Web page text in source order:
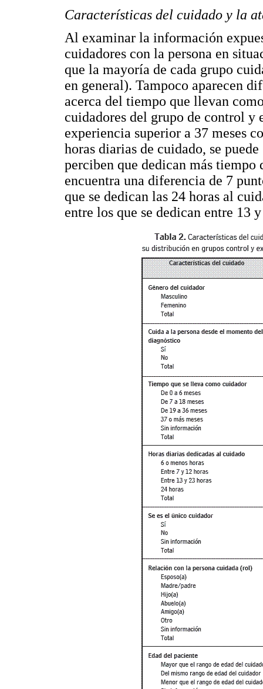
Características del cuidado y la
Al examinar la información
cuidadores con la persona en
que la mayoría de cada grupo
en general). Tampoco aparecen
acerca del tiempo que llevan
cuidadores del grupo de control
experiencia superior a 37 meses
horas diarias de cuidado, se
perciben que dedican más tiempo
encuentra una diferencia de 7
que se dedican las 24 horas al
entre los que se dedican entre 13